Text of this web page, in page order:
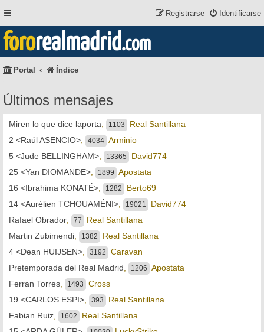
Identificarse
Registrarse
fororealmadrid.com
Portal Índice
Últimos mensajes
Miren lo que dice laporta 1103
Real Santillana
2 <Raúl ASENCIO>
4034 Arminio
5 <Jude BELLINGHAM>
13365
David774
25 <Yan DIOMANDE>
1899
Apostata
16 <Ibrahima KONATÉ>
1282
Berto69
14 <Aurélien TCHOUAMÉNI>
19021
David774
Rafael Obrador
77
Real Santillana
Martin Zubimendi
1382
Real Santillana
4 <Dean HUIJSEN>
3192
Caravan
Pretemporada del Real Madrid
1206
Apostata
Ferran Torres
1493
Cross
19 <CARLOS ESPI>
393
Real Santillana
Fabian Ruiz
1602
Real Santillana